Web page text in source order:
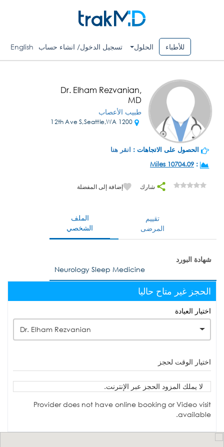
للأطباء الحلول تسجيل الدخول/ انشاء حساب English
Dr. Elham Rezvanian,
MD
طبيب الأعصاب
الحصول على الاتجاهات : انقر هنا
:
10704.09 Miles
شارك إضافة إلى المفضلة
الملف
الشخصي
تقييم
المرضى
شهادة البورد
Neurology Sleep Medicine
الحجز غير متاح حاليا
اختيار العيادة
Dr. Elham Rezvanian
اختيار الوقت لحجز
لا يملك المزود الحجز عبر الإنترنت.
Provider does not have online booking or Video visit
available.